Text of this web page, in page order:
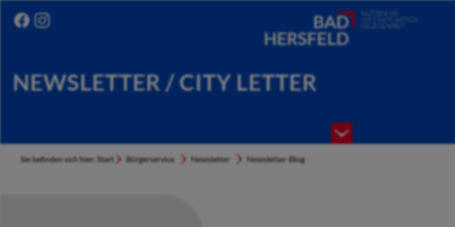
NEWSLETTER / CITY LETTER
Sie befinden sich hier: Start Bürgerservice Newsletter Newsletter-Blog